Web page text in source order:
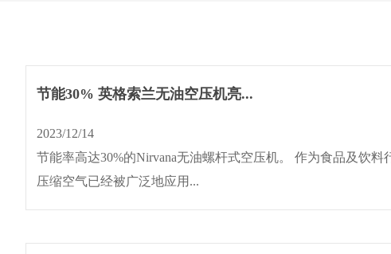
节能30% 英格索兰无油空压机亮...
2023/12/14
节能率高达30%的Nirvana无油螺杆式空压机。 作为食品及饮料
压缩空气已经被广泛地应用...